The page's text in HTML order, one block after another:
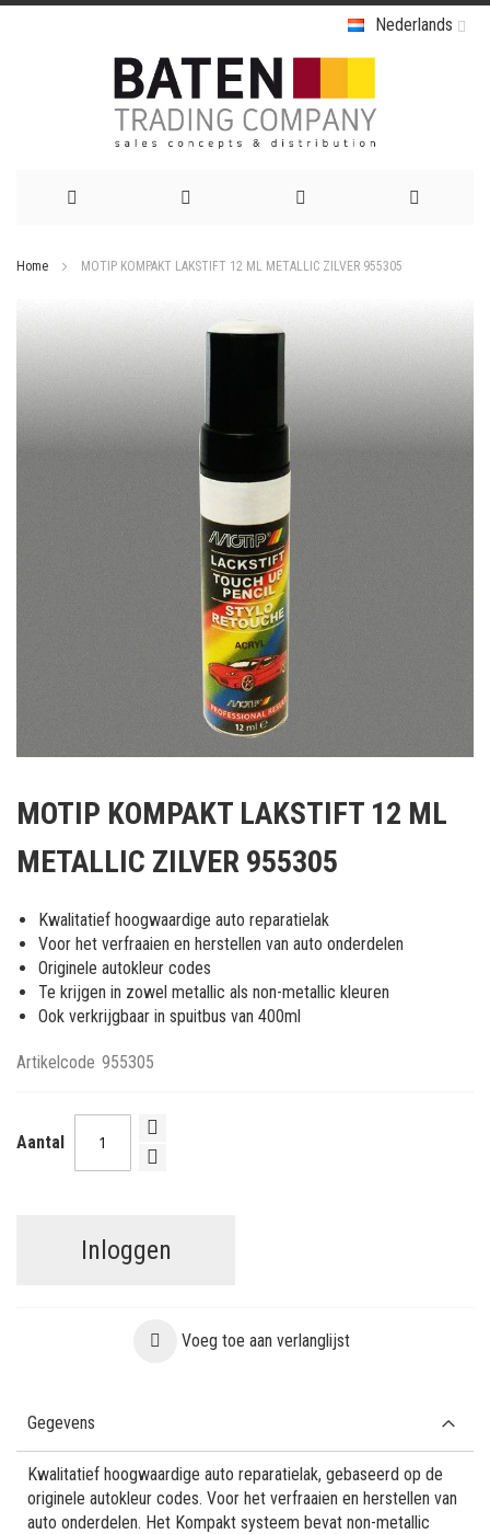
Nederlands
Home MOTIP KOMPAKT LAKSTIFT 12 ML METALLIC ZILVER 955305
het
van
afbeeldingen-
gallerij
MOTIP KOMPAKT LAKSTIFT 12 ML
METALLIC ZILVER 955305
Kwalitatief hoogwaardige auto reparatielak
Voor het verfraaien en herstellen van auto onderdelen
Originele autokleur codes
Te krijgen in zowel metallic als non-metallic kleuren
Ook verkrijgbaar in spuitbus van 400ml
Artikelcode 955305
Aantal
Inloggen
Voeg toe aan verlanglijst
Gegevens
Kwalitatief hoogwaardige auto reparatielak, gebaseerd op de
originele autokleur codes. Voor het verfraaien en herstellen van
auto onderdelen. Het Kompakt systeem bevat non-metallic